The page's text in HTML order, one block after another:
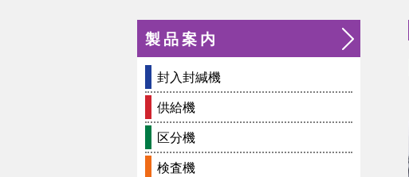
製品案内
封入封緘機
供給機
区分機
検査機